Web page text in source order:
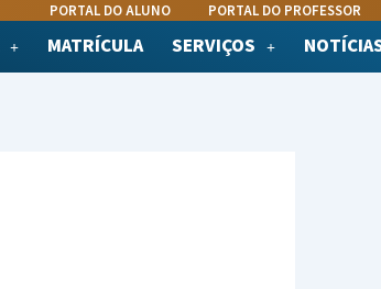
PORTAL DO ALUNO PORTAL DO PROFESSOR
MATRÍCULA SERVIÇOS